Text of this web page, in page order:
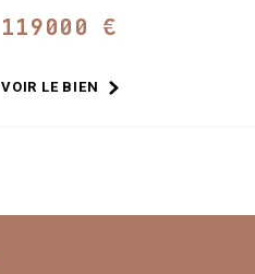
119000 €
VOIR LE BIEN